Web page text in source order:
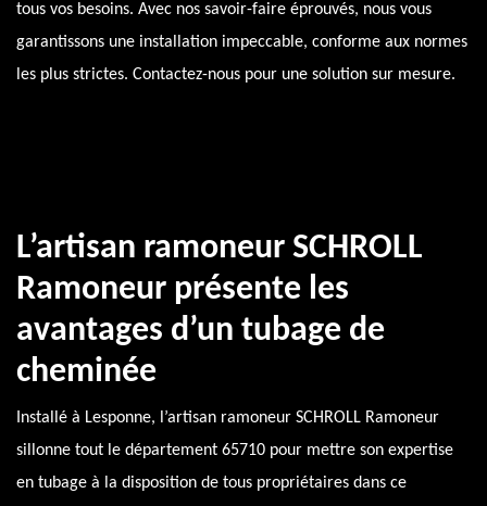
tous vos besoins. Avec nos savoir-faire éprouvés, nous vous
garantissons une installation impeccable, conforme aux normes
les plus strictes. Contactez-nous pour une solution sur mesure.
L’artisan ramoneur SCHROLL
Ramoneur présente les
avantages d’un tubage de
cheminée
Installé à Lesponne, l’artisan ramoneur SCHROLL Ramoneur
sillonne tout le département 65710 pour mettre son expertise
en tubage à la disposition de tous propriétaires dans ce